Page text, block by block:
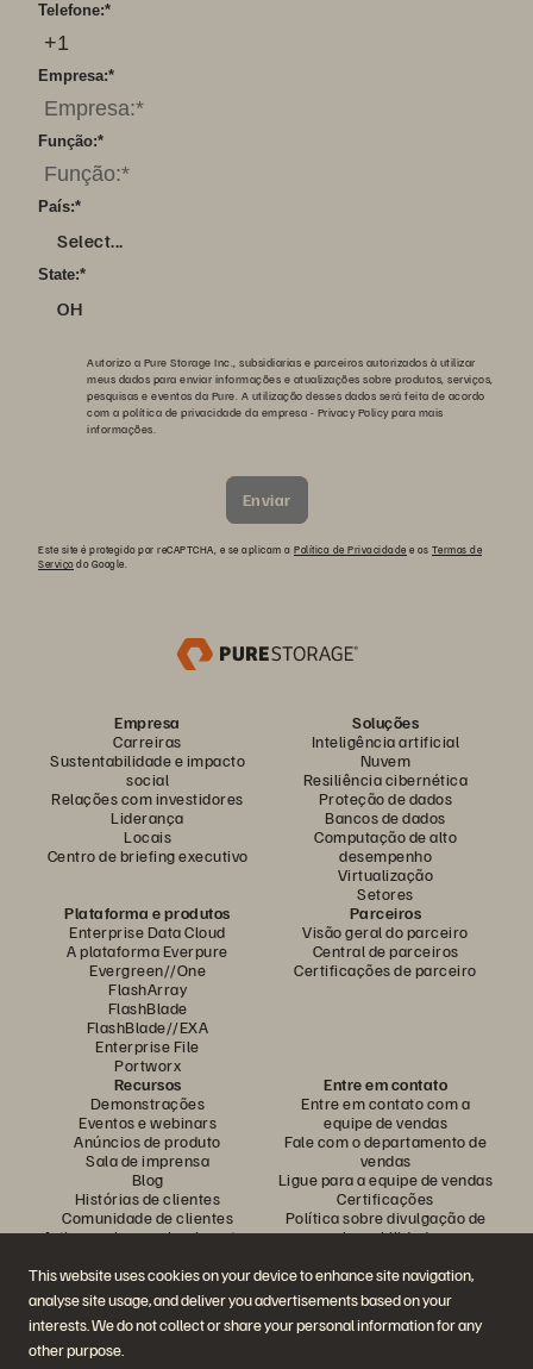
This website uses cookies on your device to enhance site navigation,
analyse site usage, and deliver you advertisements based on your
interests. We do not collect or share your personal information for any
other purpose.
*
Telefone:
*
Empresa:
*
Função:
*
País:
Select...
*
State:
OH
Autorizo a Pure Storage Inc., subsidiarias e parceiros autorizados à utilizar
meus dados para enviar informações e atualizações sobre produtos, serviços,
pesquisas e eventos da Pure. A utilização desses dados será feita de acordo
com a política de privacidade da empresa - Privacy Policypara mais
informações.
Enviar
Este site é protegido por reCAPTCHA, e se aplicam a Política de Privacidade e os Termos de
Serviçodo Google.
Empresa
Carreiras
Sustentabilidade e impacto
social
Relações com investidores
Liderança
Locais
Centro de briefing executivo
Soluções
Inteligência artificial
Nuvem
Resiliência cibernética
Proteção de dados
Bancos de dados
Computação de alto
desempenho
Virtualização
Setores
Plataforma e produtos
Enterprise Data Cloud
A plataforma Everpure
Evergreen//One
FlashArray
FlashBlade
FlashBlade//EXA
Enterprise File
Portworx
Parceiros
Visão geral do parceiro
Central de parceiros
Certificações de parceiro
Recursos
Demonstrações
Eventos e webinars
Anúncios de produto
Sala de imprensa
Blog
Histórias de clientes
Comunidade de clientes
Artigos sobre conhecimentos
Entre em contato
Entre em contato com a
equipe de vendas
Fale com o departamento de
vendas
Ligue para a equipe de vendas
Certificações
Política sobre divulgação de
vulnerabilidades
Participe da conversa
Siga todas as redes sociais da Everpure